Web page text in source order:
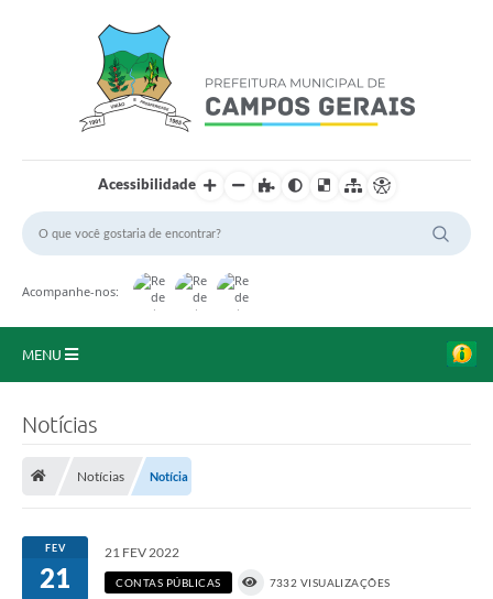
Acessibilidade
Acompanhe-nos:
MENU
Portal da Transparência
Secretarias
Notícias
Notícias Notícia
FEV
21
21 FEV 2022
CONTAS PÚBLICAS 7332 VISUALIZAÇÕES